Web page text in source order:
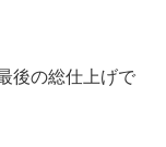
後の総仕上げで